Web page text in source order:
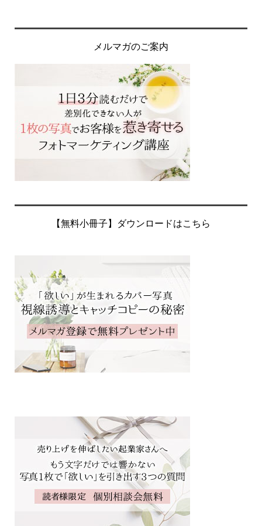
メルマガのご案内
【無料小冊子】ダウンロードはこちら